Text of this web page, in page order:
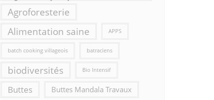
Agroforesterie
Alimentation saine
APPS
batch cooking villageois batraciens
biodiversités Bio Intensif
Buttes Buttes Mandala Travaux